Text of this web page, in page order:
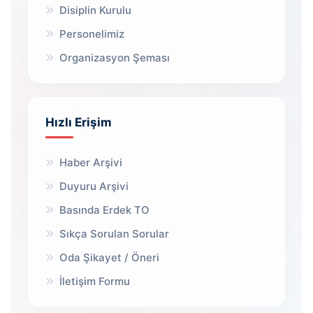
Disiplin Kurulu
Personelimiz
Organizasyon Şeması
Hızlı Erişim
Haber Arşivi
Duyuru Arşivi
Basında Erdek TO
Sıkça Sorulan Sorular
Oda Şikayet / Öneri
İletişim Formu